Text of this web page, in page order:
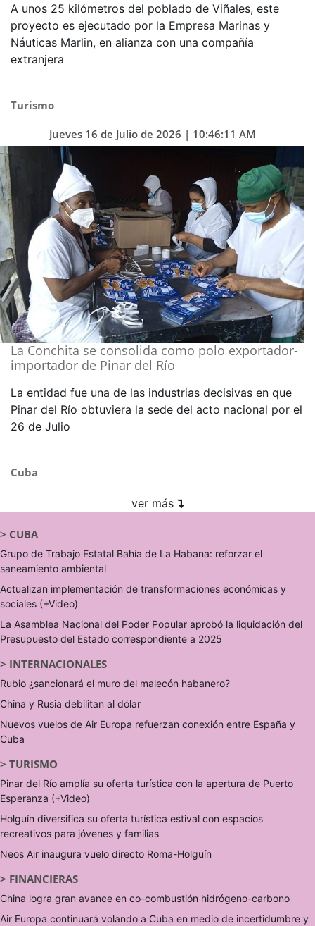
A unos 25 kilómetros del poblado de Viñales, este
proyecto es ejecutado por la Empresa Marinas y
Náuticas Marlin, en alianza con una compañía
extranjera
Turismo
Jueves 16 de Julio de 2026 | 10:46:11 AM
La Conchita se consolida como polo exportador-
importador de Pinar del Río
La entidad fue una de las industrias decisivas en que
Pinar del Río obtuviera la sede del acto nacional por el
26 de Julio
Cuba
ver más
> CUBA
Grupo de Trabajo Estatal Bahía de La Habana: reforzar el
saneamiento ambiental
Actualizan implementación de transformaciones económicas y
sociales (+Video)
La Asamblea Nacional del Poder Popular aprobó la liquidación del
Presupuesto del Estado correspondiente a 2025
> INTERNACIONALES
Rubio ¿sancionará el muro del malecón habanero?
China y Rusia debilitan al dólar
Nuevos vuelos de Air Europa refuerzan conexión entre España y
Cuba
> TURISMO
Pinar del Río amplía su oferta turística con la apertura de Puerto
Esperanza (+Video)
Holguín diversifica su oferta turística estival con espacios
recreativos para jóvenes y familias
Neos Air inaugura vuelo directo Roma-Holguín
> FINANCIERAS
China logra gran avance en co-combustión hidrógeno-carbono
Air Europa continuará volando a Cuba en medio de incertidumbre y